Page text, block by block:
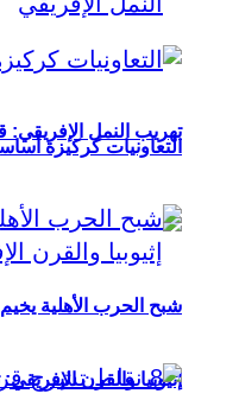
تهريب النمل
إثيوبيا والقرن
التعاونيات كركيزة
شبح الحرب الأهلية يخيم